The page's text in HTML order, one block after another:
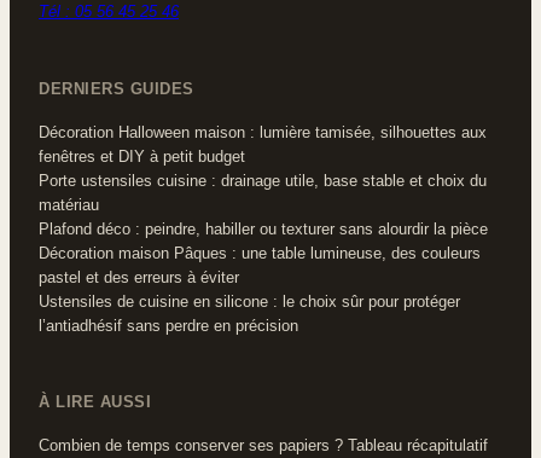
Tél : 05 56 45 25 46
DERNIERS GUIDES
Décoration Halloween maison : lumière tamisée, silhouettes aux
fenêtres et DIY à petit budget
Porte ustensiles cuisine : drainage utile, base stable et choix du
matériau
Plafond déco : peindre, habiller ou texturer sans alourdir la pièce
Décoration maison Pâques : une table lumineuse, des couleurs
pastel et des erreurs à éviter
Ustensiles de cuisine en silicone : le choix sûr pour protéger
l’antiadhésif sans perdre en précision
À LIRE AUSSI
Combien de temps conserver ses papiers ? Tableau récapitulatif